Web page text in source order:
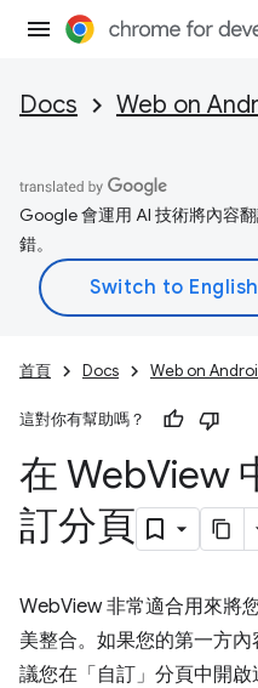
Docs Web on
Google 會運用 AI 技術將內容
錯。
首頁 Docs Web on
這對你有幫助嗎？
在 WebView
訂分頁
WebView 非常適合用來將
美整合。如果您的第一方
議您在「自訂」分頁中開